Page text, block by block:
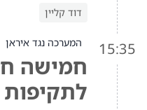
דוד קליין
15:35 המערכה נגד איראן
חמישה
לתקיפות